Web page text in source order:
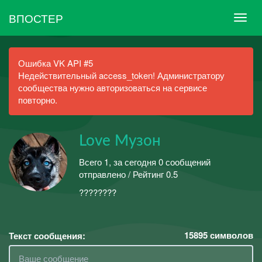
ВПОСТЕР
Ошибка VK API #5
Недействительный access_token! Администратору
сообщества нужно авторизоваться на сервисе
повторно.
Love Музон
Всего 1, за сегодня 0 сообщений
отправлено / Рейтинг 0.5
????????
Текст сообщения: 15895символов